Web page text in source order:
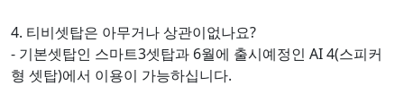
4. 티비셋탑은 아무거나 상관이없나요?
- 기본셋탑인 스마트3셋탑과 6월에 출시예정인 AI 4(스피커
형 셋탑)에서 이용이 가능하십니다.